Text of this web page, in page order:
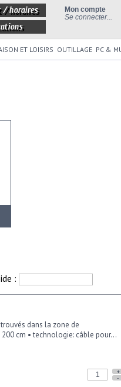
Mon compte
Se connecter...
/ horaires
ET LOISIRS OUTILLAGE PC &
:
dans la zone de
cm • technologie: câble pour...
+
-